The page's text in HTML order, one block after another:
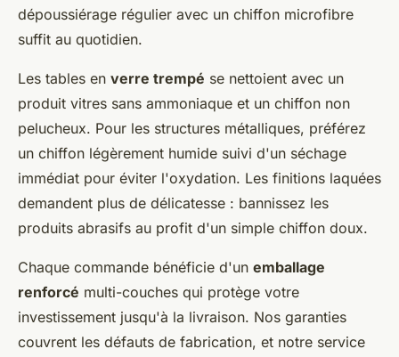
dépoussiérage régulier avec un chiffon microfibre
suffit au quotidien.
Les tables en verre trempé se nettoient avec un
produit vitres sans ammoniaque et un chiffon non
pelucheux. Pour les structures métalliques, préférez
un chiffon légèrement humide suivi d'un séchage
immédiat pour éviter l'oxydation. Les finitions laquées
demandent plus de délicatesse : bannissez les
produits abrasifs au profit d'un simple chiffon doux.
Chaque commande bénéficie d'un emballage
renforcé multi-couches qui protège votre
investissement jusqu'à la livraison. Nos garanties
couvrent les défauts de fabrication, et notre service